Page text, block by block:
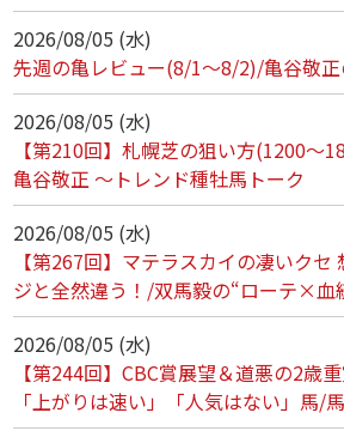
2026/08/05 (水)
先週の亀レビュー(8/1～8/2)/亀谷敬
2026/08/05 (水)
【第210回】札幌芝の狙い方(1200～
亀谷敬正 ～トレンド種牡馬トーク
2026/08/05 (水)
【第267回】マテラスカイの凄いクセ
ジと全然違う！/双馬毅の“ローテ×
2026/08/05 (水)
【第244回】CBC賞展望＆道悪の2歳
「上がりは速い」「人気はない」馬/